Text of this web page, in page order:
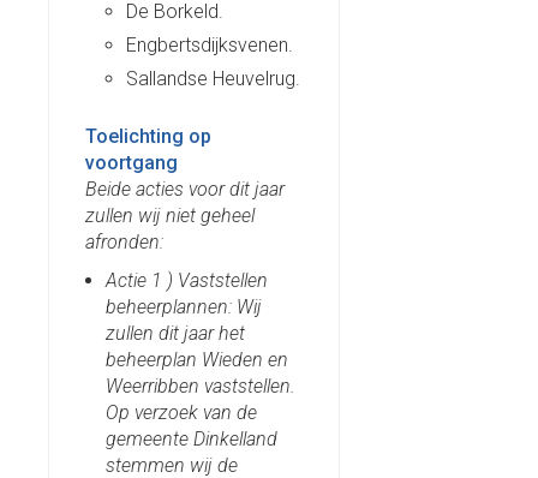
De Borkeld.
Engbertsdijksvenen.
Sallandse Heuvelrug.
Toelichting op
voortgang
Beide acties voor dit jaar
zullen wij niet geheel
afronden:
Actie 1 ) Vaststellen
beheerplannen: Wij
zullen dit jaar het
beheerplan Wieden en
Weerribben vaststellen.
Op verzoek van de
gemeente Dinkelland
stemmen wij de